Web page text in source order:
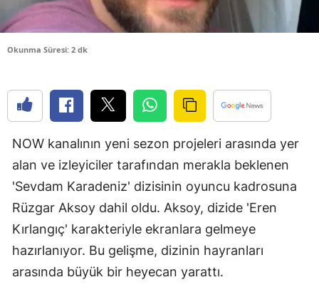
Çankırı
Çorum
Denizli
Diyarbakır
Edirne
Okunma Süresi: 2 dk
NOW kanalının yeni sezon projeleri arasında yer
alan ve izleyiciler tarafından merakla beklenen
'Sevdam Karadeniz' dizisinin oyuncu kadrosuna
Rüzgar Aksoy dahil oldu. Aksoy, dizide 'Eren
Kırlangıç' karakteriyle ekranlara gelmeye
hazırlanıyor. Bu gelişme, dizinin hayranları
arasında büyük bir heyecan yarattı.